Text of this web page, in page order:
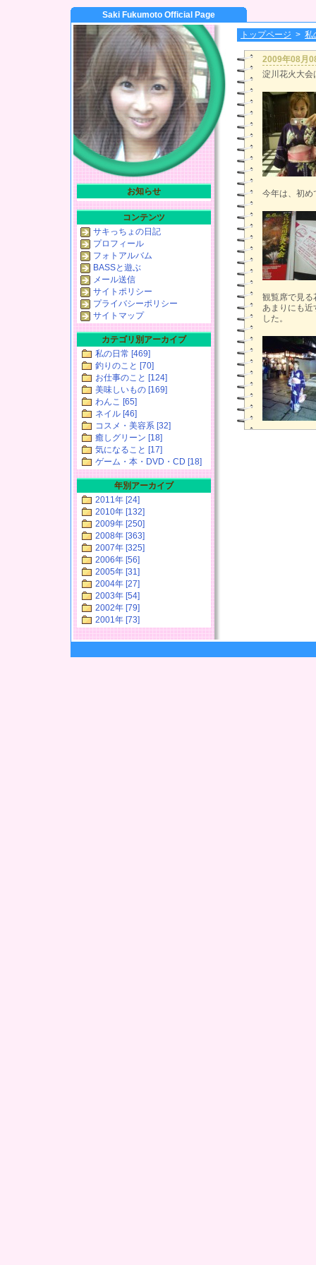
Saki Fukumoto Official Page
トップページ > 私
2009年08月
淀川花火大会
今年は、初め
観覧席で見る
あまりにも
した。
お知らせ
コンテンツ
サキっちょの日記
プロフィール
フォトアルバム
BASSと遊ぶ
メール送信
サイトポリシー
プライバシーポリシー
サイトマップ
カテゴリ別アーカイブ
私の日常 [469]
釣りのこと [70]
お仕事のこと [124]
美味しいもの [169]
わんこ [65]
ネイル [46]
コスメ・美容系 [32]
癒しグリーン [18]
気になること [17]
ゲーム・本・DVD・CD [18]
年別アーカイブ
2011年 [24]
2010年 [132]
2009年 [250]
2008年 [363]
2007年 [325]
2006年 [56]
2005年 [31]
2004年 [27]
2003年 [54]
2002年 [79]
2001年 [73]